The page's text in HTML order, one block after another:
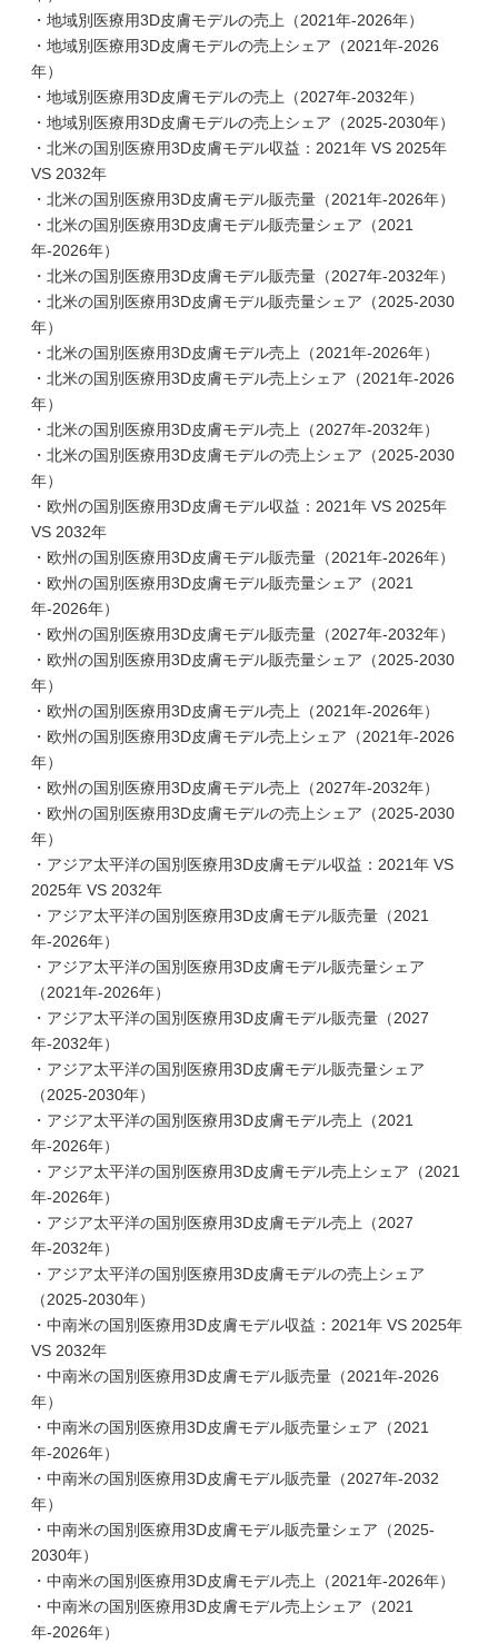
・地域別医療用3D皮膚モデルの売上（2021年-2026年）
・地域別医療用3D皮膚モデルの売上シェア（2021年-2026
年）
・地域別医療用3D皮膚モデルの売上（2027年-2032年）
・地域別医療用3D皮膚モデルの売上シェア（2025-2030年）
・北米の国別医療用3D皮膚モデル収益：2021年 VS 2025年
VS 2032年
・北米の国別医療用3D皮膚モデル販売量（2021年-2026年）
・北米の国別医療用3D皮膚モデル販売量シェア（2021
年-2026年）
・北米の国別医療用3D皮膚モデル販売量（2027年-2032年）
・北米の国別医療用3D皮膚モデル販売量シェア（2025-2030
年）
・北米の国別医療用3D皮膚モデル売上（2021年-2026年）
・北米の国別医療用3D皮膚モデル売上シェア（2021年-2026
年）
・北米の国別医療用3D皮膚モデル売上（2027年-2032年）
・北米の国別医療用3D皮膚モデルの売上シェア（2025-2030
年）
・欧州の国別医療用3D皮膚モデル収益：2021年 VS 2025年
VS 2032年
・欧州の国別医療用3D皮膚モデル販売量（2021年-2026年）
・欧州の国別医療用3D皮膚モデル販売量シェア（2021
年-2026年）
・欧州の国別医療用3D皮膚モデル販売量（2027年-2032年）
・欧州の国別医療用3D皮膚モデル販売量シェア（2025-2030
年）
・欧州の国別医療用3D皮膚モデル売上（2021年-2026年）
・欧州の国別医療用3D皮膚モデル売上シェア（2021年-2026
年）
・欧州の国別医療用3D皮膚モデル売上（2027年-2032年）
・欧州の国別医療用3D皮膚モデルの売上シェア（2025-2030
年）
・アジア太平洋の国別医療用3D皮膚モデル収益：2021年 VS
2025年 VS 2032年
・アジア太平洋の国別医療用3D皮膚モデル販売量（2021
年-2026年）
・アジア太平洋の国別医療用3D皮膚モデル販売量シェア
（2021年-2026年）
・アジア太平洋の国別医療用3D皮膚モデル販売量（2027
年-2032年）
・アジア太平洋の国別医療用3D皮膚モデル販売量シェア
（2025-2030年）
・アジア太平洋の国別医療用3D皮膚モデル売上（2021
年-2026年）
・アジア太平洋の国別医療用3D皮膚モデル売上シェア（2021
年-2026年）
・アジア太平洋の国別医療用3D皮膚モデル売上（2027
年-2032年）
・アジア太平洋の国別医療用3D皮膚モデルの売上シェア
（2025-2030年）
・中南米の国別医療用3D皮膚モデル収益：2021年 VS 2025年
VS 2032年
・中南米の国別医療用3D皮膚モデル販売量（2021年-2026
年）
・中南米の国別医療用3D皮膚モデル販売量シェア（2021
年-2026年）
・中南米の国別医療用3D皮膚モデル販売量（2027年-2032
年）
・中南米の国別医療用3D皮膚モデル販売量シェア（2025-
2030年）
・中南米の国別医療用3D皮膚モデル売上（2021年-2026年）
・中南米の国別医療用3D皮膚モデル売上シェア（2021
年-2026年）